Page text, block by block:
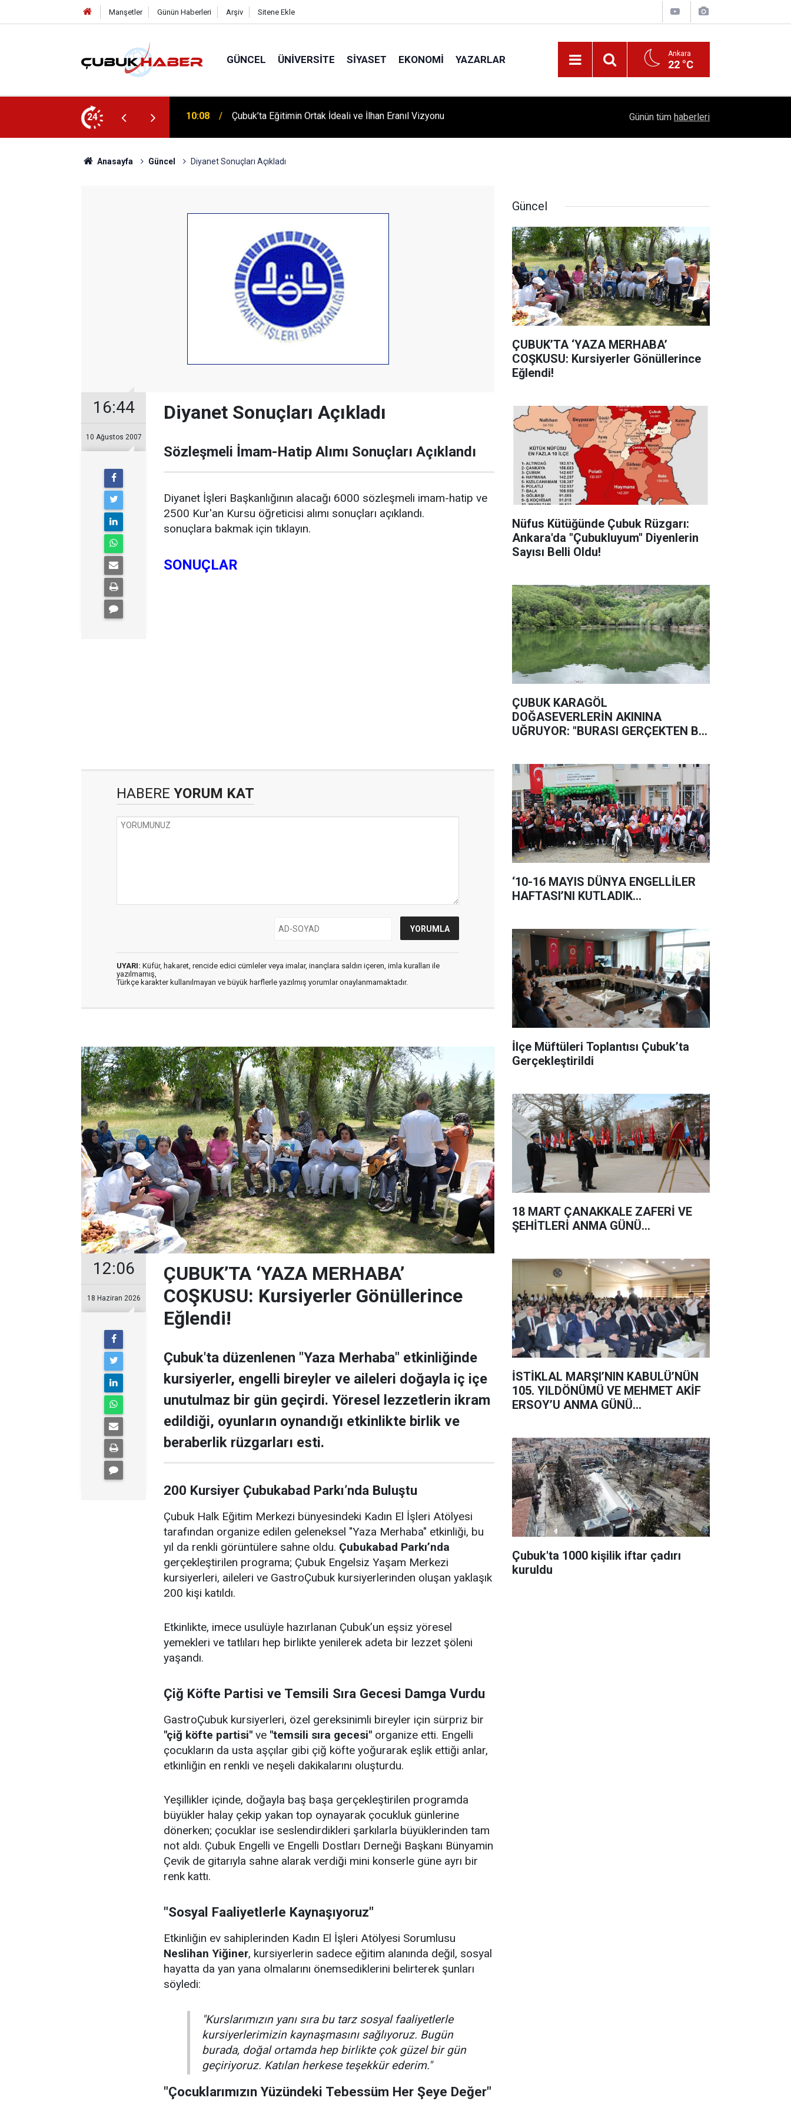
Manşetler Günün Haberleri Arşiv Sitene Ekle
GÜNCEL ÜNIVERSITE SIYASET EKONOMI YAZARLAR Ankara
22 °C
24
Eranıl Vizyonu 12:06 ÇUBUK’TA ‘YAZA MERHABA’ COŞKUSU: Kursiyerler Gönüllerince Eğlendi! 1504 Kep, Tek Bir Hedef: Bilim Kenti Çubuk
Günün tüm haberleri
Anasayfa Güncel Diyanet Sonuçları Açıkladı
16:44
10 Ağustos 2007
Diyanet Sonuçları Açıkladı
Sözleşmeli İmam-Hatip Alımı Sonuçları Açıklandı
Diyanet İşleri Başkanlığının alacağı 6000 sözleşmeli imam-hatip ve
2500 Kur'an Kursu öğreticisi alımı sonuçları açıklandı.
sonuçlara bakmak için tıklayın.
SONUÇLAR
HABERE YORUM KAT
UYARI: Küfür, hakaret, rencide edici cümleler veya imalar, inançlara saldırı içeren, imla kuralları ile
yazılmamış,
Türkçe karakter kullanılmayan ve büyük harflerle yazılmış yorumlar onaylanmamaktadır.
12:06
18 Haziran 2026
ÇUBUK’TA ‘YAZA MERHABA’
COŞKUSU: Kursiyerler Gönüllerince
Eğlendi!
Çubuk'ta düzenlenen "Yaza Merhaba" etkinliğinde
kursiyerler, engelli bireyler ve aileleri doğayla iç içe
unutulmaz bir gün geçirdi. Yöresel lezzetlerin ikram
edildiği, oyunların oynandığı etkinlikte birlik ve
beraberlik rüzgarları esti.
200 Kursiyer Çubukabad Parkı’nda Buluştu
Çubuk Halk Eğitim Merkezi bünyesindeki Kadın El İşleri Atölyesi
tarafından organize edilen geleneksel "Yaza Merhaba" etkinliği, bu
yıl da renkli görüntülere sahne oldu. Çubukabad Parkı’nda
gerçekleştirilen programa; Çubuk Engelsiz Yaşam Merkezi
kursiyerleri, aileleri ve GastroÇubuk kursiyerlerinden oluşan yaklaşık
200 kişi katıldı.
Etkinlikte, imece usulüyle hazırlanan Çubuk’un eşsiz yöresel
yemekleri ve tatlıları hep birlikte yenilerek adeta bir lezzet şöleni
yaşandı.
Çiğ Köfte Partisi ve Temsili Sıra Gecesi Damga Vurdu
GastroÇubuk kursiyerleri, özel gereksinimli bireyler için sürpriz bir
"çiğ köfte partisi" ve "temsili sıra gecesi" organize etti. Engelli
çocukların da usta aşçılar gibi çiğ köfte yoğurarak eşlik ettiği anlar,
etkinliğin en renkli ve neşeli dakikalarını oluşturdu.
Yeşillikler içinde, doğayla baş başa gerçekleştirilen programda
büyükler halay çekip yakan top oynayarak çocukluk günlerine
dönerken; çocuklar ise seslendirdikleri şarkılarla büyüklerinden tam
not aldı. Çubuk Engelli ve Engelli Dostları Derneği Başkanı Bünyamin
Çevik de gitarıyla sahne alarak verdiği mini konserle güne ayrı bir
renk kattı.
"Sosyal Faaliyetlerle Kaynaşıyoruz"
Etkinliğin ev sahiplerinden Kadın El İşleri Atölyesi Sorumlusu
Neslihan Yiğiner, kursiyerlerin sadece eğitim alanında değil, sosyal
hayatta da yan yana olmalarını önemsediklerini belirterek şunları
söyledi:
"Kurslarımızın yanı sıra bu tarz sosyal faaliyetlerle
kursiyerlerimizin kaynaşmasını sağlıyoruz. Bugün
burada, doğal ortamda hep birlikte çok güzel bir gün
geçiriyoruz. Katılan herkese teşekkür ederim."
"Çocuklarımızın Yüzündeki Tebessüm Her Şeye Değer"
Güncel
ÇUBUK’TA ‘YAZA MERHABA’
COŞKUSU: Kursiyerler Gönüllerince
Eğlendi!
Nüfus Kütüğünde Çubuk Rüzgarı:
Ankara'da "Çubukluyum" Diyenlerin
Sayısı Belli Oldu!
ÇUBUK KARAGÖL
DOĞASEVERLERİN AKININA
UĞRUYOR: "BURASI GERÇEKTEN BİR
‘10-16 MAYIS DÜNYA ENGELLİLER
HAFTASI’NI KUTLADIK…
İlçe Müftüleri Toplantısı Çubuk’ta
Gerçekleştirildi
18 MART ÇANAKKALE ZAFERİ VE
ŞEHİTLERİ ANMA GÜNÜ...
İSTİKLAL MARŞI’NIN KABULÜ’NÜN
105. YILDÖNÜMÜ VE MEHMET AKİF
ERSOY’U ANMA GÜNÜ...
Çubuk'ta 1000 kişilik iftar çadırı
kuruldu